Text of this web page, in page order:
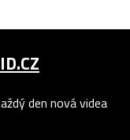
den nová videa